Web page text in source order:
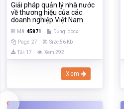
Giải pháp quản lý nhà nước
về thương hiệu của các
doanh nghiệp Việt Nam.
Mã:45871
Dạng:.docx
Page: 27
Size:56 Kb
Tải: 17
Xem:292
Xem
‹